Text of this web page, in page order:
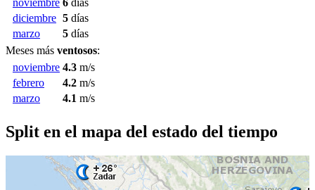
diciembre 5 días
marzo
5 días
Meses más ventosos:
noviembre 4.3 m/s
febrero
4.2 m/s
marzo
4.1 m/s
Split en el mapa del estado del tiempo